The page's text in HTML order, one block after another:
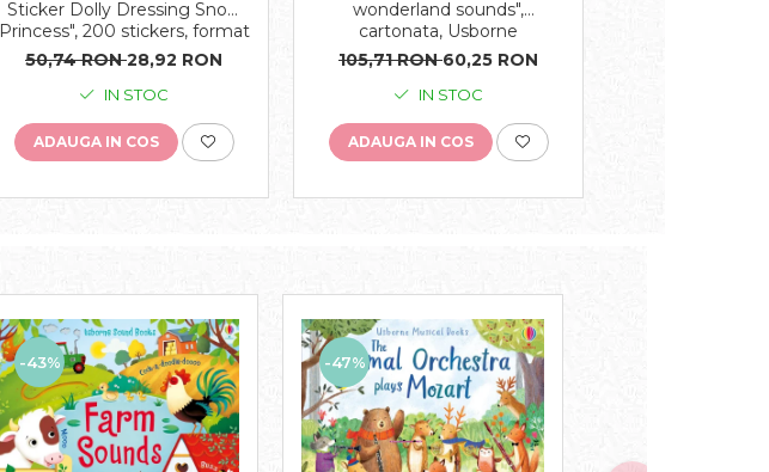
Sticker Dolly Dressing Snow
Princess", 200 stickers, format
A5, Usborne
50,74 RON28,92 RON
IN STOC
ADAUGA IN COS
wonderland sounds",
cartonata, Usborne
105,71 RON60,25 RON
IN STOC
ADAUGA IN COS
-43% -47%